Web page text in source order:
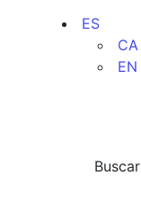
ES
CA
EN
Buscar